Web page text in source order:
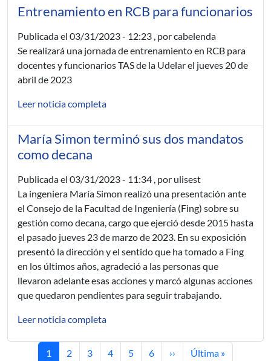
Entrenamiento en RCB para funcionarios
Publicada el 03/31/2023 - 12:23 , por cabelenda
Se realizará una jornada de entrenamiento en RCB para
docentes y funcionarios TAS de la Udelar el jueves 20 de
abril de 2023
Leer noticia completa
María Simon terminó sus dos mandatos
como decana
Publicada el 03/31/2023 - 11:34 , por ulisest
La ingeniera María Simon realizó una presentación ante
el Consejo de la Facultad de Ingeniería (Fing) sobre su
gestión como decana, cargo que ejerció desde 2015 hasta
el pasado jueves 23 de marzo de 2023. En su exposición
presentó la dirección y el sentido que ha tomado a Fing
en los últimos años, agradeció a las personas que
llevaron adelante esas acciones y marcó algunas acciones
que quedaron pendientes para seguir trabajando.
Leer noticia completa
Current page
1 Page
2 Page
3 Page
4 Page
5 Page
6 Next page
›› Last page
Última »